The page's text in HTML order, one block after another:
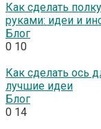
Как сделать
руками: идеи и
Блог
0 10
Как сделать ось
лучшие идеи
Блог
0 14